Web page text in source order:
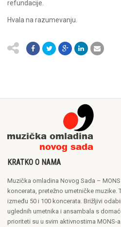
refundacije.
Hvala na razumevanju.
KRATKO O NAMA
Muzička omladina Novog Sada –
koncerata, pretežno umetničke muzike.
između 50 i 100 koncerata. Brižljivi
uglednih umetnika i ansambala s
prioriteti su u svim aktivnostima MONS-